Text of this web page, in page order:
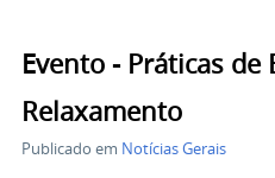
Evento - Práticas de
Relaxamento
Publicado em Notícias Gerais